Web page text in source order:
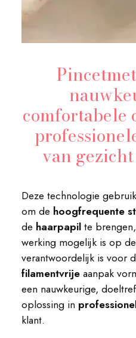
comfortabele
van
Deze technologie
om de hoogfrequente
de haarpapilte
werking mogelijk is op
verantwoordelijk is voor
filamentvrijeaanpak
een nauwkeurige,
oplossing in
klant.